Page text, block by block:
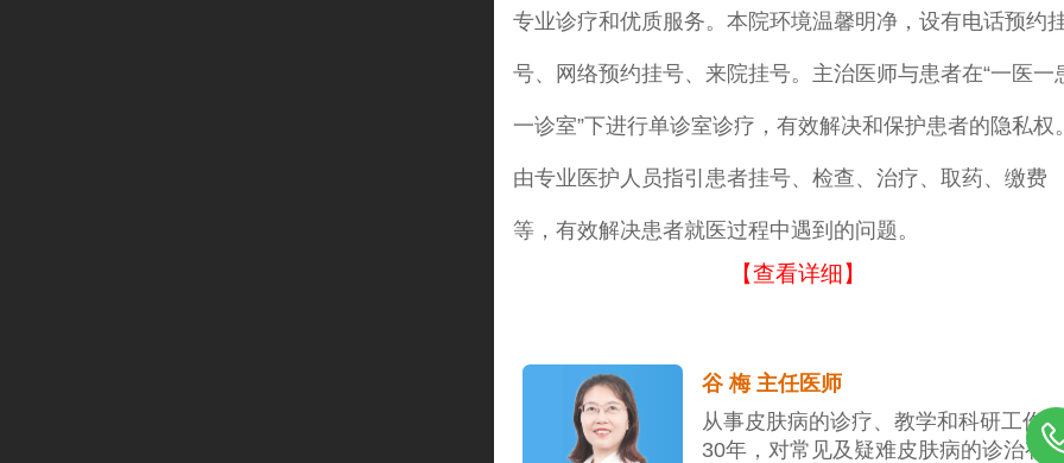
专业诊疗和优质服务。本院环境温馨明净，设有电话预约
号、网络预约挂号、来院挂号。主治医师与患者在“一医一
一诊室”下进行单诊室诊疗，有效解决和保护患者的隐私权。
由专业医护人员指引患者挂号、检查、治疗、取药、缴费
等，有效解决患者就医过程中遇到的问题。
【查看详细】
谷 梅 主任医师
从事皮肤病的诊疗、教学和科研工作近
30年，对常见及疑难皮肤病的诊治有